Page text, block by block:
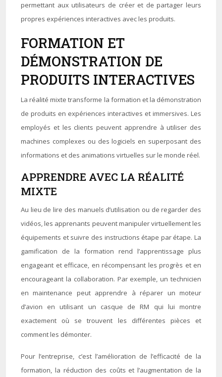
permettant aux utilisateurs de créer et de partager leurs
propres expériences interactives avec les produits.
FORMATION ET
DÉMONSTRATION DE
PRODUITS INTERACTIVES
La réalité mixte transforme la formation et la démonstration
de produits en expériences interactives et immersives. Les
employés et les clients peuvent apprendre à utiliser des
machines complexes ou des logiciels en superposant des
informations et des animations virtuelles sur le monde réel.
APPRENDRE AVEC LA RÉALITÉ
MIXTE
Au lieu de lire des manuels d’utilisation ou de regarder des
vidéos, les apprenants peuvent manipuler virtuellement les
équipements et suivre des instructions étape par étape. La
gamification de la formation rend l’apprentissage plus
engageant et efficace, en récompensant les progrès et en
encourageant la collaboration. Par exemple, un technicien
en maintenance peut apprendre à réparer un moteur
d’avion en utilisant un casque de RM qui lui montre
exactement où se trouvent les différentes pièces et
comment les démonter.
Pour l’entreprise, c’est l’amélioration de l’efficacité de la
formation, la réduction des coûts et l’augmentation de la